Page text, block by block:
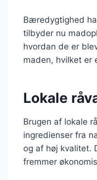
Bæredygtighed
tilbyder nu
hvordan de er
maden, hvilket er
Lokale
Brugen af lokale
ingredienser fra
og af høj kvalitet.
fremmer